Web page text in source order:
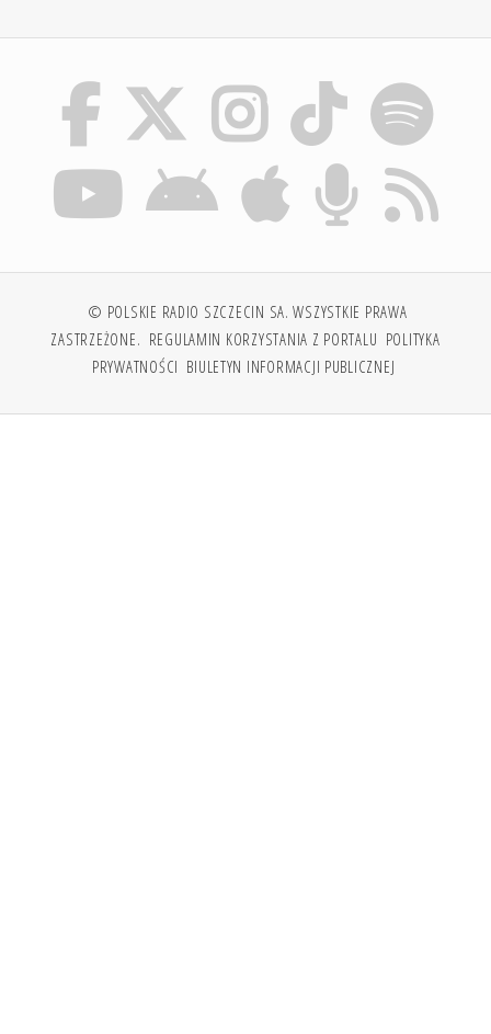
© POLSKIE RADIO SZCZECIN SA. WSZYSTKIE PRAWA
ZASTRZEŻONE. REGULAMIN KORZYSTANIA Z PORTALU POLITYKA
PRYWATNOŚCI BIULETYN INFORMACJI PUBLICZNEJ